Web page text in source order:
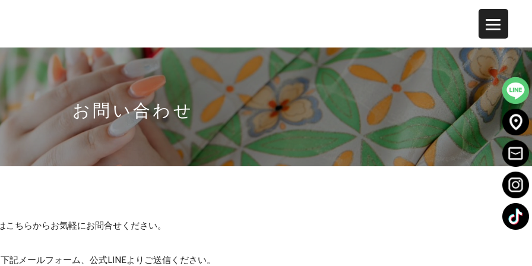
お問い合わせ
ちらからお気軽にお問合せください。
メールフォーム、公式LINEよりご送信ください。